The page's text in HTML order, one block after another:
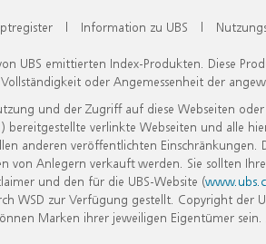
| Information zu UBS |
UBS emittierten Index-Produkten. Diese
oder Angemessenheit der
und der Zugriff auf diese Webseiten
verlinkte Webseiten und alle
anderen veröffentlichten
Anlegern verkauft werden. Sie sollten
und den für die UBS-Website (
zur Verfügung gestellt. Copyright der
Marken ihrer jeweiligen Eigentümer sein.